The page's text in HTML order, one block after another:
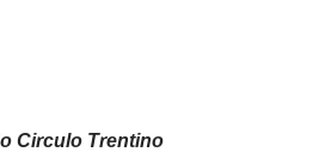
Circulo Trentino